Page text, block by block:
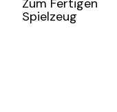
Zum Fertigen
Spielzeug